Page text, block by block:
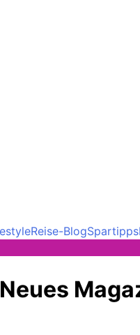
Reise-BlogSpartipps